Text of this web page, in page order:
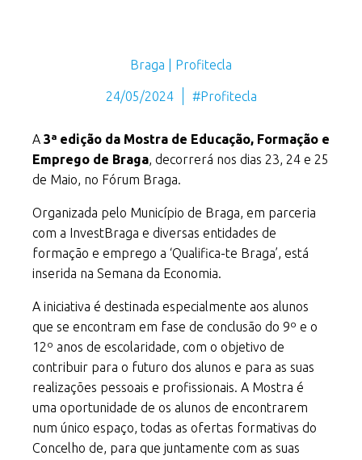
Braga | Profitecla
24/05/2024 #Profitecla
A 3ª edição da Mostra de Educação, Formação e
Emprego de Braga, decorrerá nos dias 23, 24 e 25
de Maio, no Fórum Braga.
Organizada pelo Município de Braga, em parceria
com a InvestBraga e diversas entidades de
formação e emprego a ‘Qualifica-te Braga’, está
inserida na Semana da Economia.
A iniciativa é destinada especialmente aos alunos
que se encontram em fase de conclusão do 9º e o
12º anos de escolaridade, com o objetivo de
contribuir para o futuro dos alunos e para as suas
realizações pessoais e profissionais. A Mostra é
uma oportunidade de os alunos de encontrarem
num único espaço, todas as ofertas formativas do
Concelho de, para que juntamente com as suas